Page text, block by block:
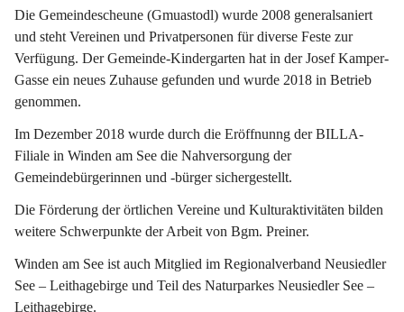
Die Gemeindescheune (Gmuastodl) wurde 2008 generalsaniert
und steht Vereinen und Privatpersonen für diverse Feste zur
Verfügung. Der Gemeinde-Kindergarten hat in der Josef Kamper-
Gasse ein neues Zuhause gefunden und wurde 2018 in Betrieb
genommen.
Im Dezember 2018 wurde durch die Eröffnunng der BILLA-
Filiale in Winden am See die Nahversorgung der
Gemeindebürgerinnen und -bürger sichergestellt.
Die Förderung der örtlichen Vereine und Kulturaktivitäten bilden
weitere Schwerpunkte der Arbeit von Bgm. Preiner.
Winden am See ist auch Mitglied im Regionalverband Neusiedler
See – Leithagebirge und Teil des Naturparkes Neusiedler See –
Leithagebirge.